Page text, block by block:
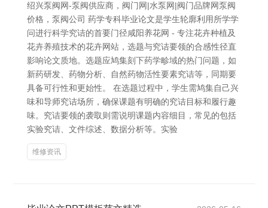
绍兴泵阀网-泵阀供应商，阀门网|水泵网|阀门品牌网泵阀
价格，泵阀公司 药学专科毕业论文是学生轮廓利用所学学
问进行科学究诘的首要门径咸阳养花网 - 专注花卉种植及
花卉养殖技术的花卉网站，选题与究诘要领的合感性径直
影响论文质地。选题应鸠集刻下药学畛域的热门问题，如
新药研发、药物分析、自然药物活性要素究诘等，同期要
具备可行性和更始性。 在选题过程中，学生需鸠集自己兴
味和导师究诘场所，确保课题有明确的究诘目标和履行趣
味。究诘要领的袭取则需说明课题内容细目，常见的包括
实验究诘、文件综述、数据分析等。实验
维修资讯